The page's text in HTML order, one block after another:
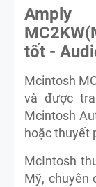
tốt -
Mcintosh
và được
Mcintosh
hoặc thuyết
McIntosh
Mỹ, chuyên